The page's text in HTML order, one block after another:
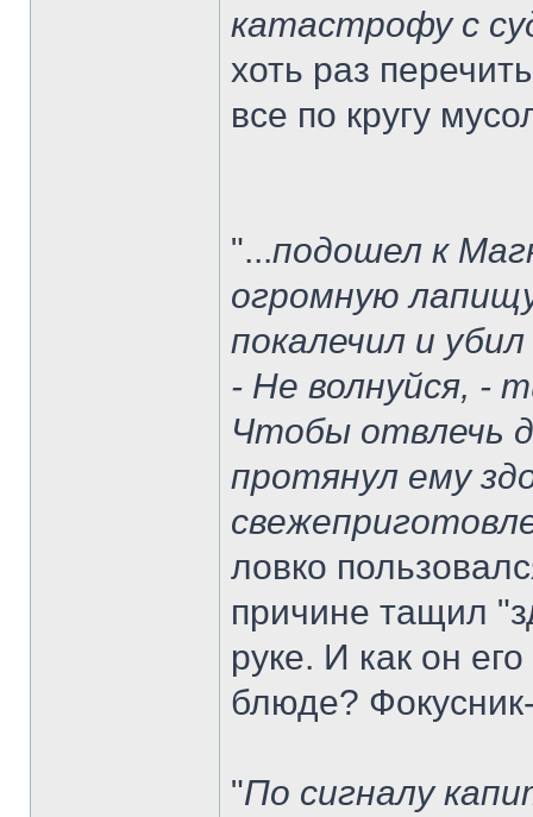
катастрофу с
хоть раз
все по кругу
"...подошел к
огромную
покалечил и
- Не волнуйся, -
Чтобы отвлечь
протянул ему
ловко
причине тащил
руке. И как он
блюде?
"По сигналу